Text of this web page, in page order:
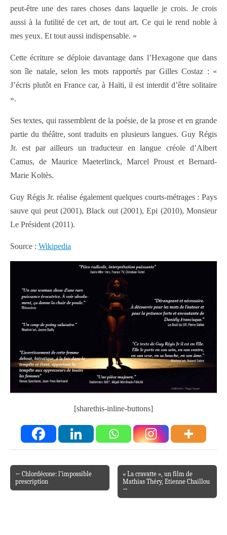
peut-être une des rares choses dans laquelle je crois. Je crois
aussi à la futilité de cet art, de tout art. Ce qui le rend noble à
mes yeux. Et tout aussi indispensable. »
Cette écriture se déploie davantage dans l’Hexagone que dans
son île natale, selon les mots rapportés par Gilles Costaz : «
J’écris plutôt en France car, à Haïti, il est interdit d’être solitaire
».
Ses textes, qui rassemblent de la poésie, de la prose et en grande
partie du théâtre, sont traduits en plusieurs langues. Guy Régis
Jr. est par ailleurs un traducteur en langue créole d’Albert
Camus, de Maurice Maeterlinck, Marcel Proust et Bernard-
Marie Koltès.
Guy Régis Jr. réalise également quelques courts-métrages : Pays
sauve qui peut (2001), Black out (2001), Epi (2010), Monsieur
Le Président (2011).
Source : Wikipedia
[sharethis-inline-buttons]
Post navigation
← Chlordécone: l’impossible
prescription
« La cravatte », un film de
Mathias Théry, Etienne Chaillou
→